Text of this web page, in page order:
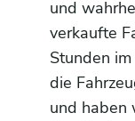
und
verkaufte
Stunden
die
und haben